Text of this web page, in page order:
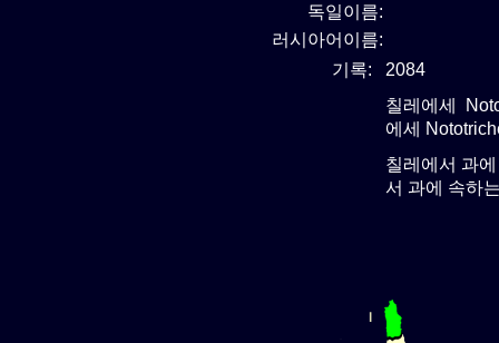
독일이름:
러시아어이름:
기록:
2084
칠레에세
에세
칠레에서 과
서 과에 속하